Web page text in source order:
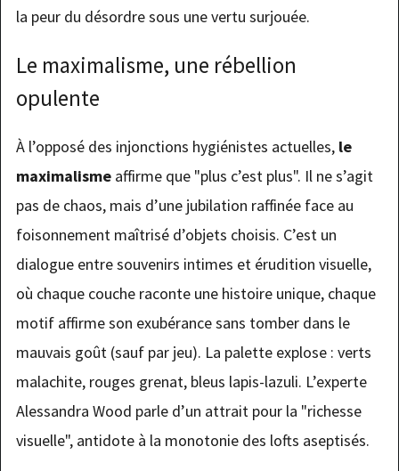
la peur du désordre sous une vertu surjouée.
Le maximalisme, une rébellion
opulente
À l’opposé des injonctions hygiénistes actuelles, le
maximalismeaffirme que "plus c’est plus". Il ne s’agit
pas de chaos, mais d’une jubilation raffinée face au
foisonnement maîtrisé d’objets choisis. C’est un
dialogue entre souvenirs intimes et érudition visuelle,
où chaque couche raconte une histoire unique, chaque
motif affirme son exubérance sans tomber dans le
mauvais goût (sauf par jeu). La palette explose : verts
malachite, rouges grenat, bleus lapis-lazuli. L’experte
Alessandra Wood parle d’un attrait pour la "richesse
visuelle", antidote à la monotonie des lofts aseptisés.